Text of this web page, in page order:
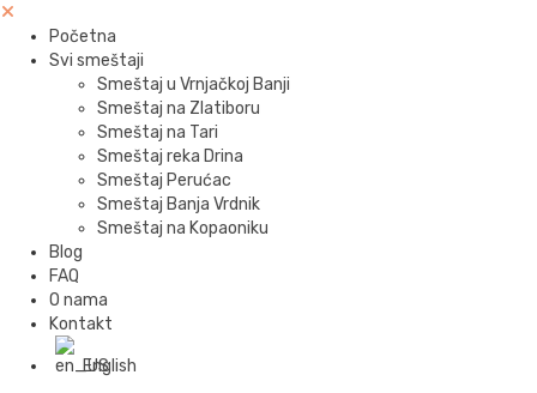
Početna
Svi smeštaji
Smeštaj u Vrnjačkoj Banji
Smeštaj na Zlatiboru
Smeštaj na Tari
Smeštaj reka Drina
Smeštaj Perućac
Smeštaj Banja Vrdnik
Smeštaj na Kopaoniku
Blog
FAQ
O nama
Kontakt
English